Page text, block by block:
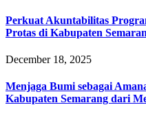
Perkuat Akuntabilitas
Protas di Kabupaten
December 18, 2025
Menjaga Bumi sebagai
Kabupaten Semarang dari